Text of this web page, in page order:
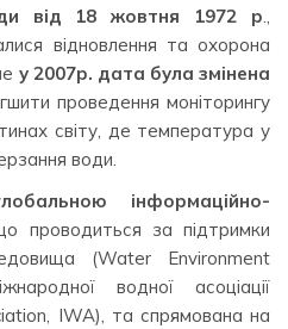
від 18 жовтня 1972 р.,
відновлення та охорона
у 2007р. дата була змінена
проведення моніторингу
світу, де температура у
води.
інформаційно-
проводиться за підтримки
(Water Environment
водної асоціації
IWA), та спрямована на